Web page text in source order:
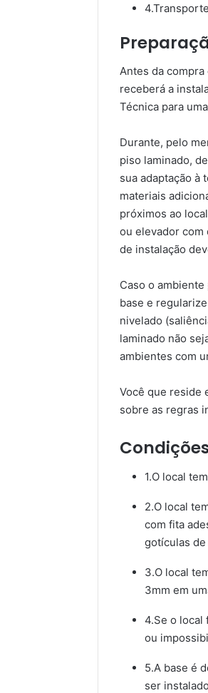
Antes da compra
receberá a
Técnica para
Durante, pelo
piso laminado,
sua adaptação à
materiais
próximos ao
ou elevador com
de instalação
Caso o
base e
nivelado
laminado não
ambientes com
Você que reside
sobre as regras
1.O local
2.O local
com fita
gotículas
3.O local
3mm em
4.Se o local
ou
5.A base é
ser